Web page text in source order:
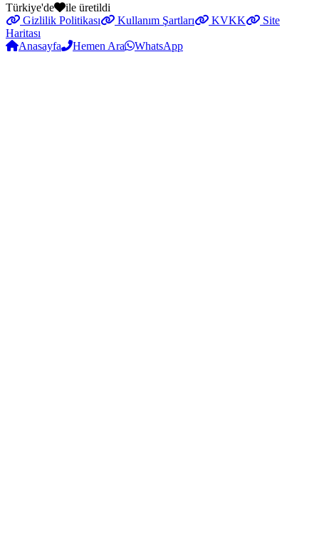
Türkiye'de
ile üretildi
Gizlilik Politikası
Kullanım Şartları KVKK
Site
Haritası
Anasayfa
Hemen Ara WhatsApp